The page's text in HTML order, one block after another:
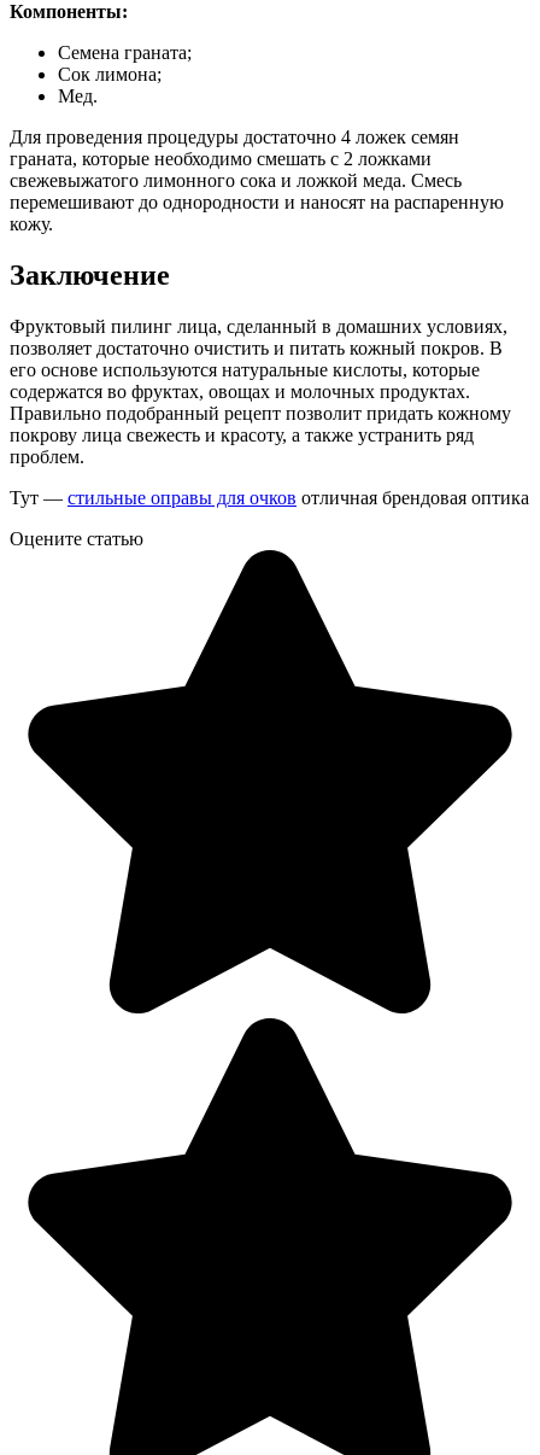
Компоненты:
Семена граната;
Сок лимона;
Мед.
Для проведения процедуры достаточно 4 ложек семян
граната, которые необходимо смешать с 2 ложками
свежевыжатого лимонного сока и ложкой меда. Смесь
перемешивают до однородности и наносят на распаренную
кожу.
Заключение
Фруктовый пилинг лица, сделанный в домашних условиях,
позволяет достаточно очистить и питать кожный покров. В
его основе используются натуральные кислоты, которые
содержатся во фруктах, овощах и молочных продуктах.
Правильно подобранный рецепт позволит придать кожному
покрову лица свежесть и красоту, а также устранить ряд
проблем.
Тут — стильные оправы для очков отличная брендовая оптика
Оцените статью